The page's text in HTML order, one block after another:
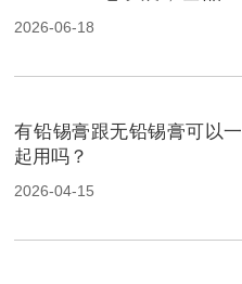
焊料重磅展出，高性能锡膏
2026-06-18
有铅锡膏跟无铅锡膏可以一
起用吗？
2026-04-15